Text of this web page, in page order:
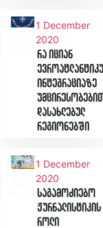
1 December
2020
რა იციან
ინტეგრაციაზე
დასახლებულ
რეგიონებში
1 December
2020
საგამოძიებო
ჟურნალისტიკის
როლი